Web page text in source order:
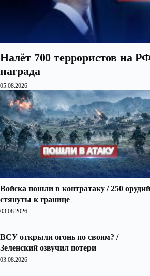
Налёт 700 террористов на
награда
05.08.2026
Войска пошли в контратаку / 250 орудий
стянуты к границе
03.08.2026
ВСУ открыли огонь по своим? /
Зеленский озвучил потери
03.08.2026